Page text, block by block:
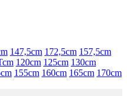
147,5cm 172,5cm 157,5cm
120cm 125cm 130cm
155cm 160cm 165cm 170cm